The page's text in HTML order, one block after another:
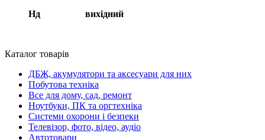
Нд вихідний
Каталог товарів
ДБЖ, акумулятори та аксесуари для них
Побутова техніка
Все для дому, сад, ремонт
Ноутбуки, ПК та оргтехніка
Системи охорони і безпеки
Телевізор, фото, відео, аудіо
Автотовари